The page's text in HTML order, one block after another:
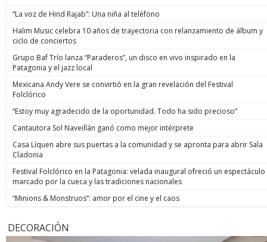
“La voz de Hind Rajab”: Una niña al teléfono
Halim Music celebra 10 años de trayectoria con relanzamiento de álbum y
ciclo de conciertos
Grupo Baf Trío lanza “Paraderos”, un disco en vivo inspirado en la
Patagonia y el jazz local
Mexicana Andy Vere se convirtió en la gran revelación del Festival
Folclórico
“Estoy muy agradecido de la oportunidad. Todo ha sido precioso”
Cantautora Sol Naveillán ganó como mejor intérprete
Casa Líquen abre sus puertas a la comunidad y se apronta para abrir Sala
Cladonia
Festival Folclórico en la Patagonia: velada inaugural ofreció un espectáculo
marcado por la cueca y las tradiciones nacionales
“Minions & Monstruos”: amor por el cine y el caos
DECORACIÓN